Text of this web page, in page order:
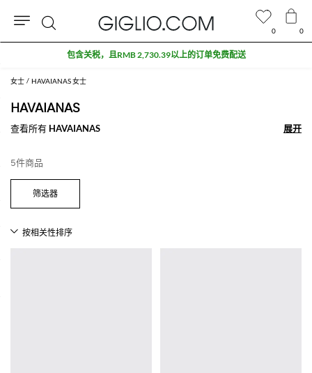
女士 HAVAIANAS 女士
HAVAIANAS
查看所有 HAVAIANAS 展开
展开
5件商品
0 0
包含关税，且RMB 2,730.39以上的订单免费配送